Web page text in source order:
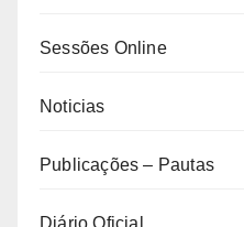
Sessões Online
Noticias
Publicações – Pautas
Diário Oficial